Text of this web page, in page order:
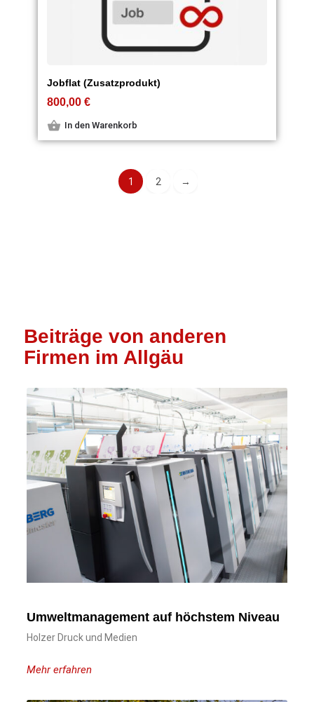
Jobflat (Zusatzprodukt)
800,00€
In den Warenkorb
1 2 →
Beiträge von anderen
Firmen im Allgäu
Umweltmanagement auf höchstem Niveau
Holzer Druck und Medien
Mehr erfahren